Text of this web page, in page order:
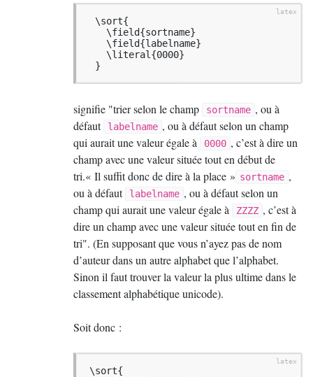
}
signifie "trier selon le champ sortname , ou à
défaut
labelname , ou à défaut selon un champ
qui aurait une valeur égale à
0000 , c’est à dire un
champ avec une valeur située tout en début de
tri.« Il suffit donc de dire à la place » sortname ,
ou à défaut
labelname , ou à défaut selon un
champ qui aurait une valeur égale à
ZZZZ , c’est à
dire un champ avec une valeur située tout en fin de
tri". (En supposant que vous n’ayez pas de nom
d’auteur dans un autre alphabet que l’alphabet.
Sinon il faut trouver la valeur la plus ultime dans le
classement alphabétique unicode).
Soit donc :